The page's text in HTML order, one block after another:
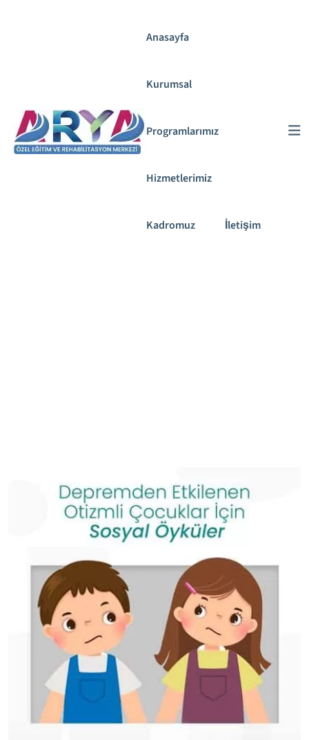
Anasayfa
Kurumsal
Programlarımız
Hizmetlerimiz
Kadromuz İletişim